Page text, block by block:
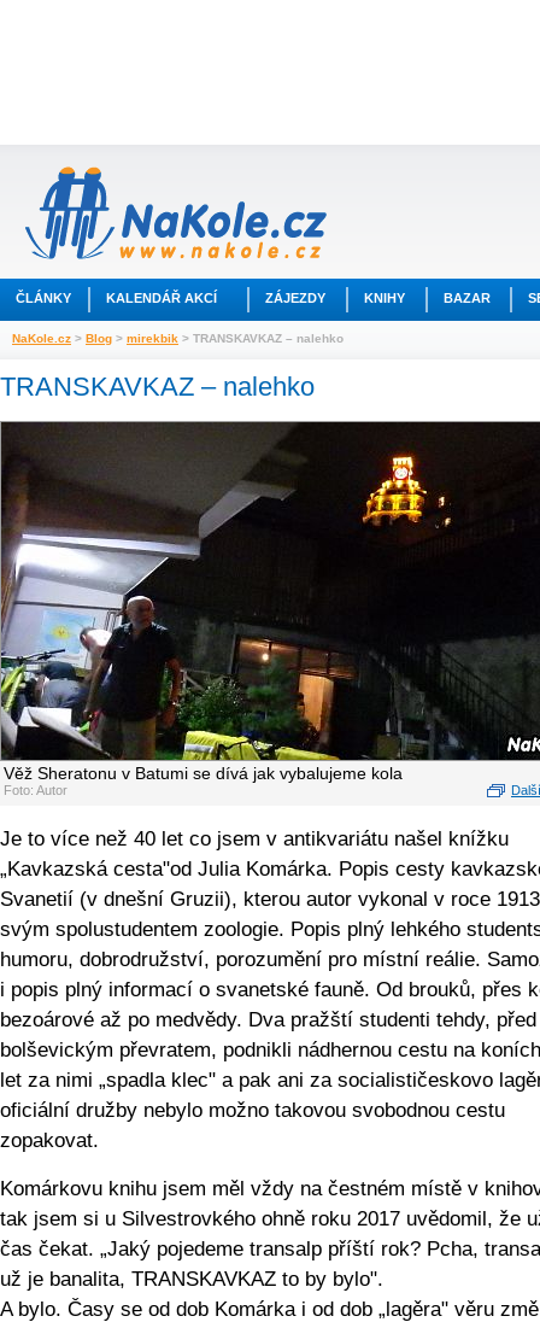
ČLÁNKY KALENDÁŘ AKCÍ ZÁJEZDY KNIHY BAZAR
NaKole.cz > Blog > mirekbik > TRANSKAVKAZ – nalehko
TRANSKAVKAZ – nalehko
Věž Sheratonu v Batumi se dívá jak vybalujeme kola
Foto: Autor
Je to více než 40 let co jsem v antikvariátu našel knížku
„Kavkazská cesta"od Julia Komárka. Popis cesty
Svanetií (v dnešní Gruzii), kterou autor vykonal v roce
svým spolustudentem zoologie. Popis plný lehkého
humoru, dobrodružství, porozumění pro místní reálie.
i popis plný informací o svanetské fauně. Od brouků, přes
bezoárové až po medvědy. Dva pražští studenti tehdy, před
bolševickým převratem, podnikli nádhernou cestu na
let za nimi „spadla klec" a pak ani za socialističeskovo
oficiální družby nebylo možno takovou svobodnou cestu
zopakovat.
Komárkovu knihu jsem měl vždy na čestném místě v
tak jsem si u Silvestrovkého ohně roku 2017 uvědomil, že
čas čekat. „Jaký pojedeme transalp příští rok? Pcha,
už je banalita, TRANSKAVKAZ to by bylo".
A bylo. Časy se od dob Komárka i od dob „lagěra" věru